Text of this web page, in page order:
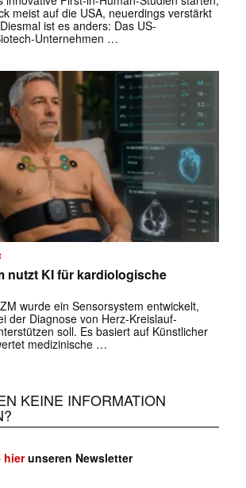
meist auf die USA, neuerdings verstärkt
ist es anders: Das US-
Unternehmen …
nutzt KI für kardiologische
wurde ein Sensorsystem entwickelt,
der Diagnose von Herz-Kreislauf-
soll. Es basiert auf Künstlicher
medizinische …
KEINE INFORMATION
hierunseren Newsletter